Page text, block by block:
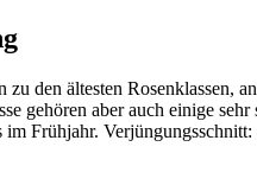
zu den ältesten Rosenklassen,
gehören aber auch einige
im Frühjahr.